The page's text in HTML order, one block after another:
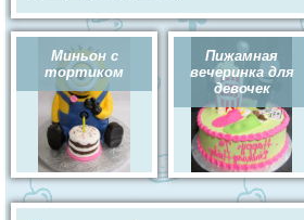
Миньон с
тортиком
Пижамная
вечеринка для
девочек